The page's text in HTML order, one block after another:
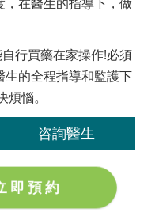
行買藥在家操作!必須
的全程指導和監護下
惱。
咨詢醫生
即預約